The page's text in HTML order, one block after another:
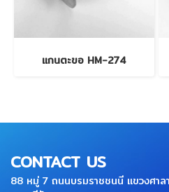
แกนตะขอ HM-274
CONTACT US
88 หมู่ 7 ถนนบรมราชชนนี แขวงศา